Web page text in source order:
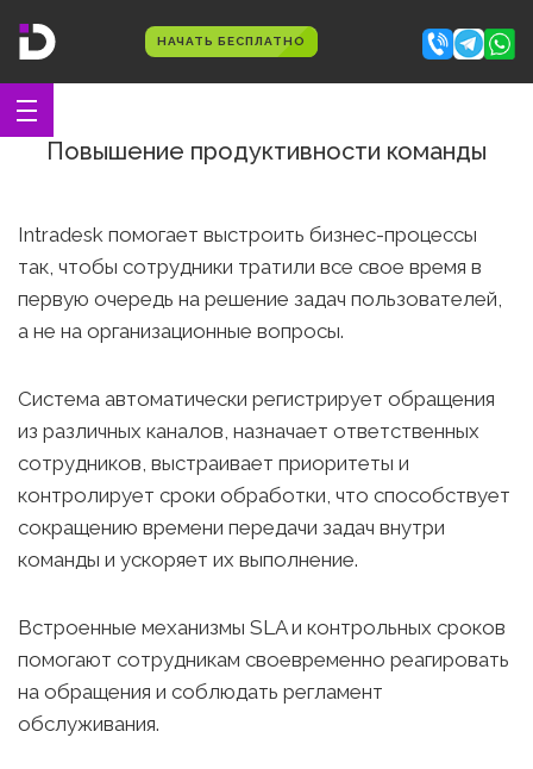
НАЧАТЬ БЕСПЛАТНО
Повышение продуктивности команды
Intradesk помогает выстроить бизнес-процессы
так, чтобы сотрудники тратили все свое время в
первую очередь на решение задач пользователей,
а не на организационные вопросы.
Система автоматически регистрирует обращения
из различных каналов, назначает ответственных
сотрудников, выстраивает приоритеты и
контролирует сроки обработки, что способствует
сокращению времени передачи задач внутри
команды и ускоряет их выполнение.
Встроенные механизмы SLA и контрольных сроков
помогают сотрудникам своевременно реагировать
на обращения и соблюдать регламент
обслуживания.